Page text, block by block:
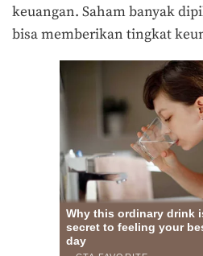
keuangan. Saham banyak
bisa memberikan tingkat